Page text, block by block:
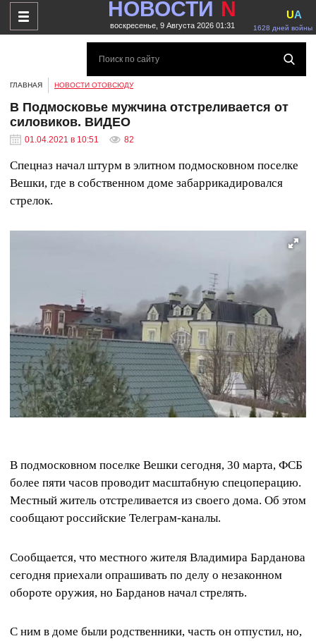
НОВОСТИ N
воскресенье, 9 Августа 2026 01:31 1628 дней войны
UA
ГЛАВНАЯ НОВОСТИ ОТОВСЮДУ
В Подмосковье мужчина отстреливается от
силовиков. ВИДЕО
01.04.2021 в 10:51 82
Спецназ начал штурм в элитном подмосковном поселке
Вешки, где в собственном доме забаррикадировался
стрелок.
В подмосковном поселке Вешки сегодня, 30 марта, ФСБ
более пяти часов проводит масштабную спецоперацию.
Местный житель отстреливается из своего дома. Об этом
сообщают российские Телеграм-каналы.
Сообщается, что местного жителя Владимира Барданова
сегодня приехали опрашивать по делу о незаконном
обороте оружия, но Барданов начал стрелять.
С ним в доме были родственники, часть он отпустил, но,